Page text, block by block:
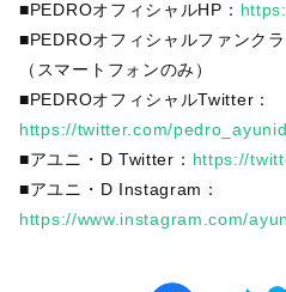
■PEDROオフィシャルHP：
■PEDROオフィシャルファンクラ
（スマートフォンのみ）
■PEDROオフィシャルTwitter：
https://twitter.com/pedro_ayunid
■アユニ・D Twitter： https://
■アユニ・D Instagram：
https://www.instagram.com/